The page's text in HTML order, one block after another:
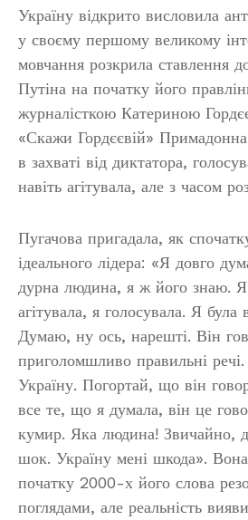
Україну відкрито висловила
у своєму першому великому
мовчання розкрила ставлення
Путіна на початку його
журналісткою Катериною
«Скажи Гордєєвій» Примадонна
в захваті від диктатора,
навіть агітувала, але з часом
Пугачова пригадала, як
ідеального лідера: «Я довго
дурна людина, я ж його знаю.
агітувала, я голосувала. Я була
Думаю, ну ось, нарешті. Він
приголомшливо правильні
Україну. Погортай, що він
все те, що я думала, він це
кумир. Яка людина! Звичайно,
шок. Україну мені шкода».
початку 2000-х його слова
поглядами, але реальність